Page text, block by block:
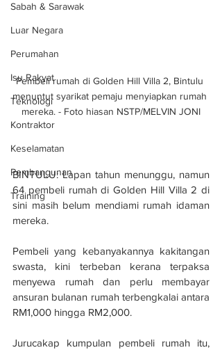
Sabah & Sarawak
Luar Negara
Perumahan
Isu Rakyat
Teknologi
Kontraktor
Keselamatan
Pembangunan
Training
Pembeli rumah di Golden Hill Villa 2, Bintulu
menuntut syarikat pemaju menyiapkan rumah
mereka. - Foto hiasan NSTP/MELVIN JONI
BINTULU: Lapan tahun menunggu, namun
64 pembeli rumah di Golden Hill Villa 2 di
sini masih belum mendiami rumah idaman
mereka.
Pembeli yang kebanyakannya kakitangan
swasta, kini terbeban kerana terpaksa
menyewa rumah dan perlu membayar
ansuran bulanan rumah terbengkalai antara
RM1,000 hingga RM2,000.
Jurucakap kumpulan pembeli rumah itu,